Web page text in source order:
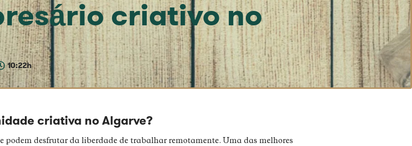
criativo no
10:22h
criativa no Algarve?
podem desfrutar da liberdade de trabalhar remotamente. Uma das melhores